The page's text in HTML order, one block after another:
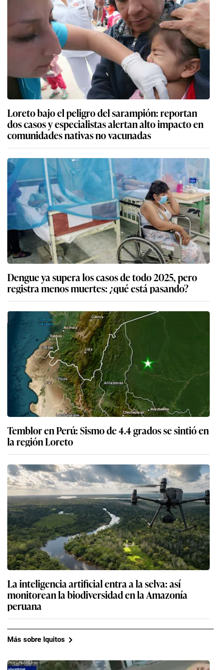
Loreto bajo el peligro del sarampión: reportan
dos casos y especialistas alertan alto impacto en
comunidades nativas no vacunadas
Dengue ya supera los casos de todo 2025, pero
registra menos muertes: ¿qué está pasando?
Temblor en Perú: Sismo de 4.4 grados se sintió en
la región Loreto
La inteligencia artificial entra a la selva: así
monitorean la biodiversidad en la Amazonía
peruana
Más sobre Iquitos